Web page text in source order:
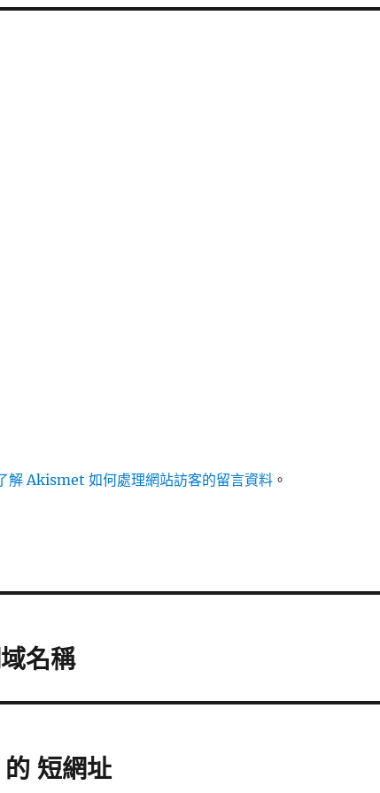
解 Akismet 如何處理網站訪客的留言資料 。
名稱
短網址